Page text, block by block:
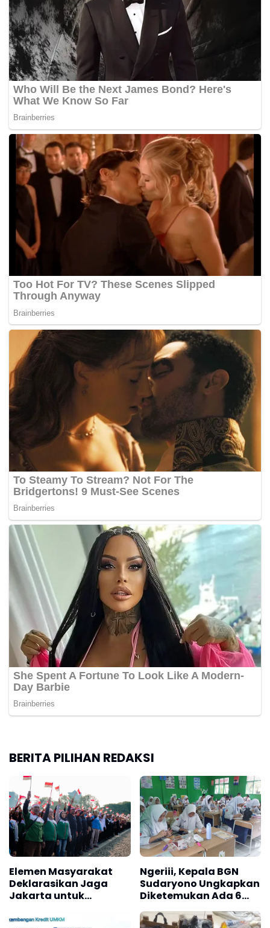
BERITA PILIHAN REDAKSI
Elemen Masyarakat
Deklarasikan Jaga
Jakarta untuk
Ngeriii, Kepala BGN
Sudaryono Ungkapkan
Diketemukan Ada 6
Juta Data Ganda
Siswa Penerima MBG